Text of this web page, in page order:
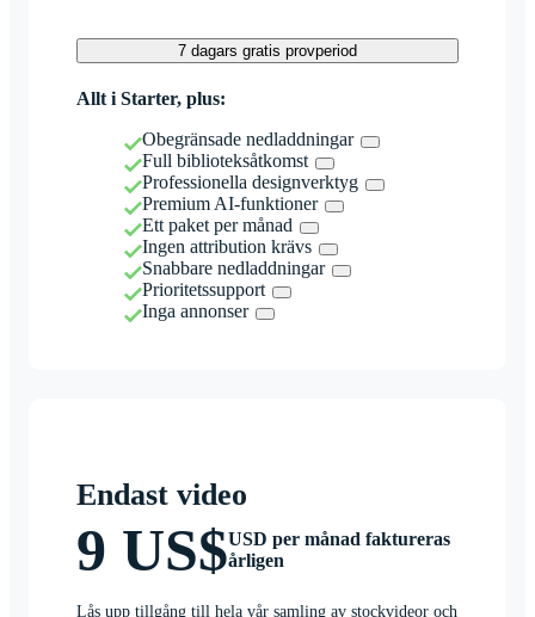
7 dagars gratis provperiod
Allt i Starter, plus:
Obegränsade nedladdningar
Full biblioteksåtkomst
Professionella designverktyg
Premium AI-funktioner
Ett paket per månad
Ingen attribution krävs
Snabbare nedladdningar
Prioritetssupport
Inga annonser
Endast video
9 US$USD per månad faktureras
årligen
Lås upp tillgång till hela vår samling av stockvideor och